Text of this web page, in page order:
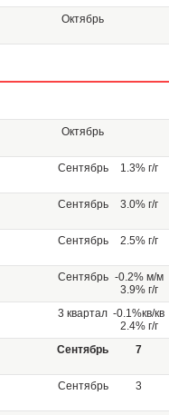
Октябрь
Октябрь
Сентябрь 1.3% г/г
Сентябрь 3.0% г/г
Сентябрь 2.5% г/г
Сентябрь -0.2% м/м
3.9% г/г
3 квартал -0.1%кв/кв
2.4% г/г
Сентябрь 7
Сентябрь 3